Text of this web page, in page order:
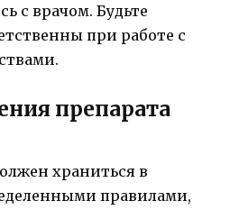
с врачом. Будьте
при работе с
препарата
храниться в
правилами,